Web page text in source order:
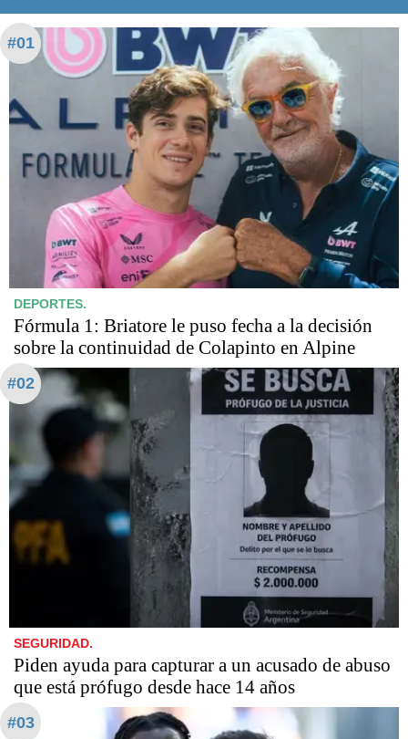
#01
DEPORTES.
Fórmula 1: Briatore le puso fecha a la decisión
sobre la continuidad de Colapinto en Alpine
#02
SEGURIDAD.
Piden ayuda para capturar a un acusado de abuso
que está prófugo desde hace 14 años
#03